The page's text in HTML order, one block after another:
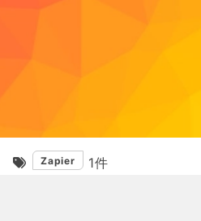
Zapier 1件